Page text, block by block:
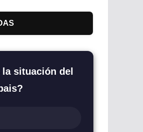
situación del